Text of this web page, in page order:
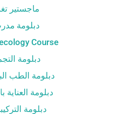
ماجستير
دبلومة
Course
دبلومة
دبلومة الطب
دبلومة العناية
دبلومة